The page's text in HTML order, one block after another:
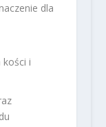
dla
kości i